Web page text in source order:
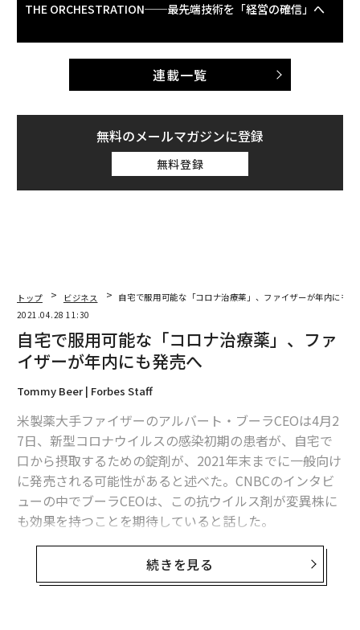
THE ORCHESTRATION──最先端技術を「経営の確信」へ
連載一覧
無料のメールマガジンに登録
無料登録
トップ ビジネス
自宅で服用可能な「コロナ治療薬」、ファイザーが年内にも発
2021.04.28 11:30
自宅で服用可能な「コロナ治療薬」、ファ
イザーが年内にも発売へ
Tommy Beer | Forbes Staff
米製薬大手ファイザーのアルバート・ブーラCEOは4月2
7日、新型コロナウイルスの感染初期の患者が、自宅で
口から摂取するための錠剤が、2021年末までに一般向け
に発売される可能性があると述べた。CNBCのインタビ
ューの中でブーラCEOは、この抗ウイルス剤が変異株に
も効果を持つことを期待していると話した。
英紙テレグラフは26日、米国とベルギーにおいて新型コ
ロナウイルス感染症の「治療」を目的とした錠剤を、成
続きを見る